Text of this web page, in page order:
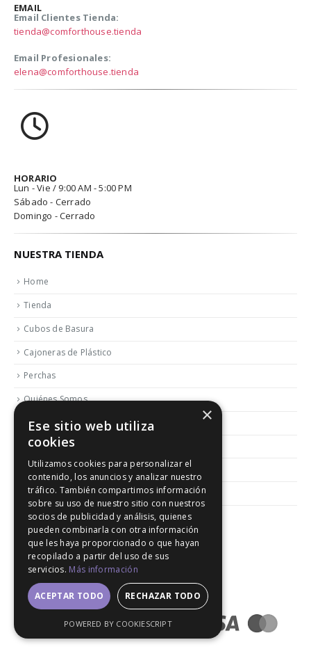
EMAIL
Email Clientes Tienda:
tienda@comforthouse.tienda
Email Profesionales:
elena@comforthouse.tienda
HORARIO
Lun - Vie / 9:00 AM - 5:00 PM
Sábado - Cerrado
Domingo - Cerrado
NUESTRA TIENDA
Home
Tienda
Cubos de Basura
Cajoneras de Plástico
Perchas
Quiénes Somos
Contactar
Blog
Política de Reembolso y Devoluciones
Aviso Legal
© 2020. All Rights Reserved │ Developed LGM
×
Ese sitio web utiliza
cookies
Utilizamos cookies para personalizar el
contenido, los anuncios y analizar nuestro
tráfico. También compartimos información
sobre su uso de nuestro sitio con nuestros
socios de publicidad y análisis, quienes
pueden combinarla con otra información
que les haya proporcionado o que hayan
recopilado a partir del uso de sus
servicios. Más información
ACEPTAR TODO RECHAZAR TODO
POWERED BY COOKIESCRIPT